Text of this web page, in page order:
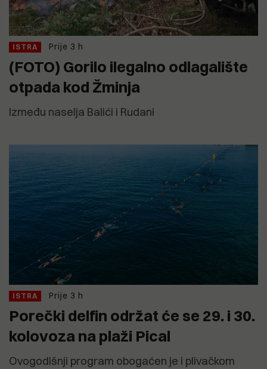
ISTRA Prije 3 h
(FOTO) Gorilo ilegalno odlagalište
otpada kod Žminja
Između naselja Balići i Rudani
ISTRA Prije 3 h
Porečki delfin održat će se 29. i 30.
kolovoza na plaži Pical
Ovogodišnji program obogaćen je i plivačkom